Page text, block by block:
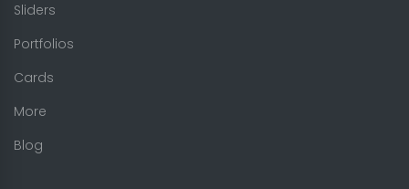
Sliders
Portfolios
Cards
More
Blog